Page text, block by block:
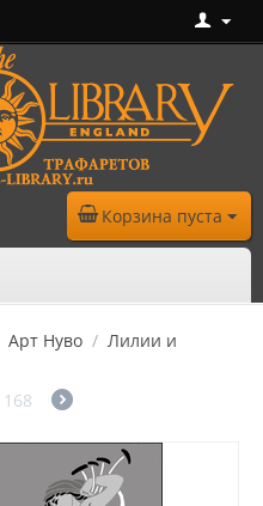
Корзина пуста
Арт Нуво / Лилии и
168